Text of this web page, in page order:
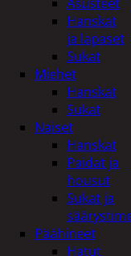
Hanskat
ja lapaset
Sukat
Miehet
Hanskat
Sukat
Naiset
Hanskat
Paidat ja
housut
Sukat ja
Päähineet
Hatut